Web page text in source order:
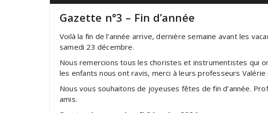
Gazette n°3 – Fin d’année
Voilà la fin de l’année arrive, dernière semaine avant les
samedi 23 décembre.
Nous remercions tous les choristes et instrumentistes qui
les enfants nous ont ravis, merci à leurs professeurs
Nous vous souhaitons de joyeuses fêtes de fin d’année.
amis.